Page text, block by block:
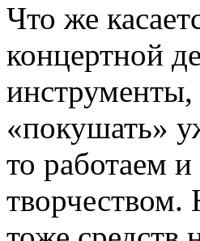
Что же
концертной
«покушать»
то работаем